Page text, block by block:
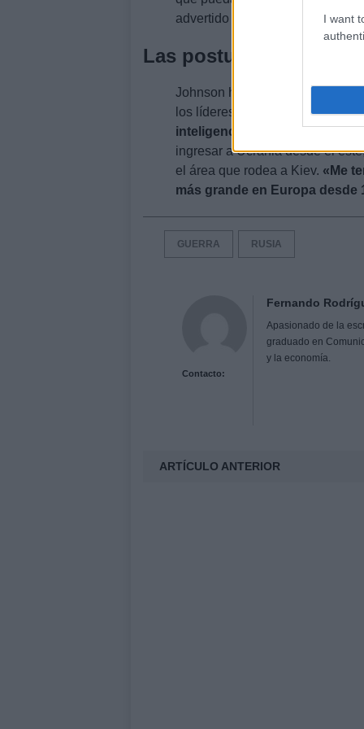
I want
advertido que
el conflicto
Las posturas de
Johnson ha explicado que el
los líderes occidentales quela
inteligencia
. Además, este les
ingresar a Ucrania desde el
el área que rodea a Kiev. «Me
más grande en Europa desde
GUERRA RUSIA
Contacto:
Fernando
Apasionado de la
graduado en
y la economía.
ARTÍCULO ANTERIOR